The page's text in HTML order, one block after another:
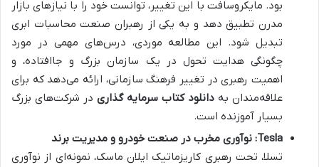
بود. مایکروسافت با این تغییر، توانست خود را با نیازهای بازار
مدرن تطبیق دهد و به یکی از رهبران صنعت محاسبات ابری
تبدیل شود. این مطالعه موردی، درس‌های مهمی در مورد
چگونگی هدایت تحول در یک سازمان بزرگ و جاافتاده، و
اهمیت رهبری در تغییر فرهنگ سازمانی، ارائه می‌دهد که برای
علاقه‌مندان به دانلود کتاب سرمایه گذاری در شرکت‌های بزرگ
بسیار آموزنده است.
Tesla: نوآوری مخرب در صنعت خودرو و مدیریت برند
تسلا، تحت رهبری کاریزماتیک ایلان ماسک، نمونه‌ای از نوآوری